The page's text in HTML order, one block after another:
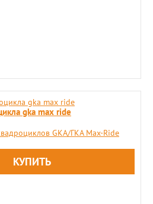
gka max ride
GKA/ГКА Max-Ride